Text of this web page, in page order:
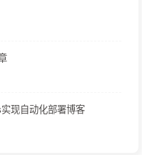
现自动化部署博客